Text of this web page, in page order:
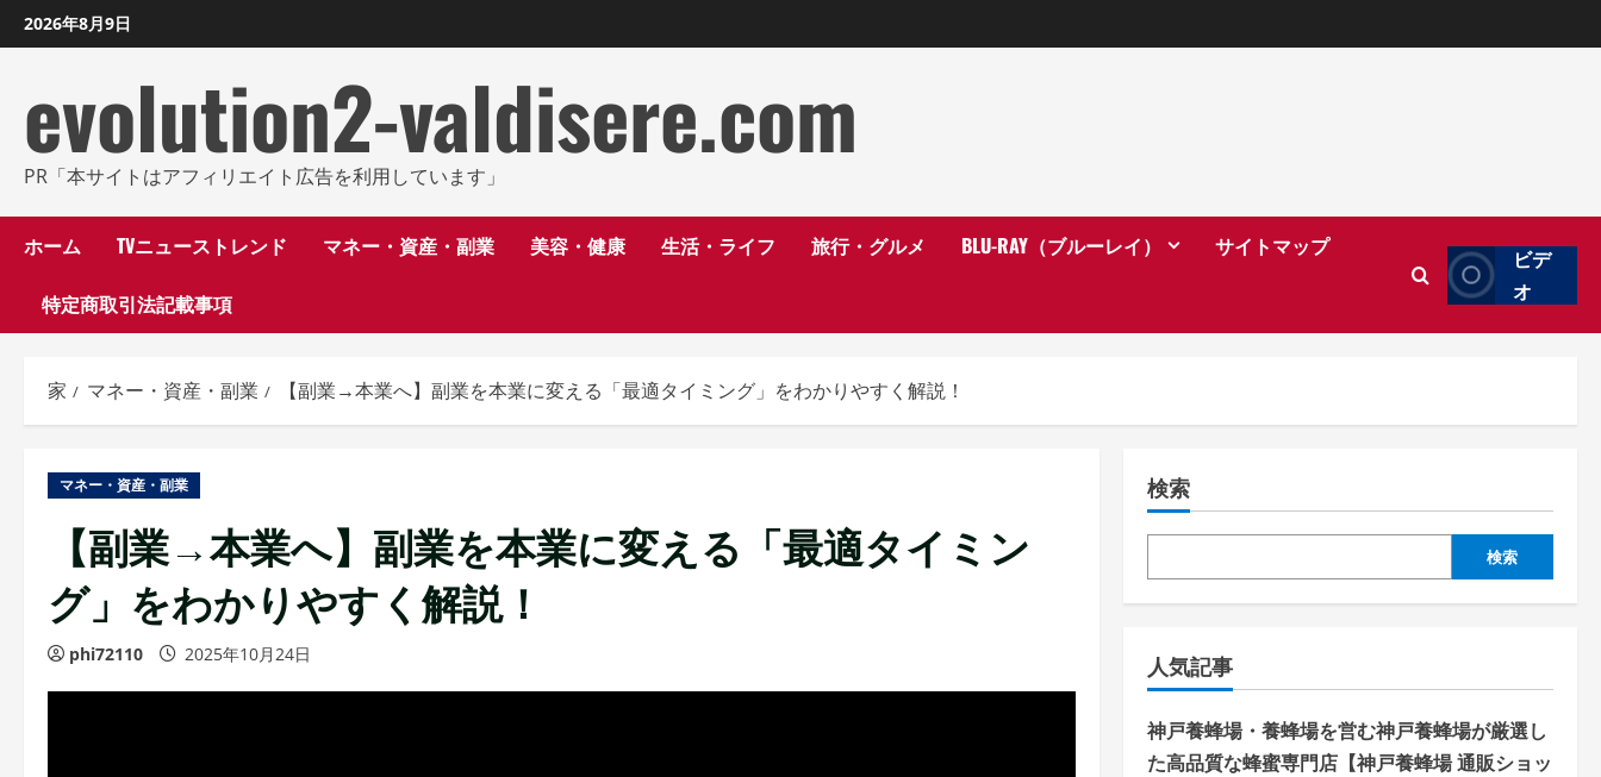
ン
し
2026年8月9日
evolution2-valdisere.com
PR「本サイトはアフィリエイト広告を利用しています」
ホーム TVニューストレンド マネー・資産・副業 美容・健康 生活・ライフ 旅行・グルメ BLU-RAY（ブルーレイ） サイトマップ
特定商取引法記載事項
ビデ
オ
家 マネー・資産・副業 【副業→本業へ】副業を本業に変える「最適タイミング」をわかりやすく解説！
マネー・資産・副業
【副業→本業へ】副業を本業に変える「最適タイミン
グ」をわかりやすく解説！
phi72110 2025年10月24日
検索
検索
人気記事
神戸養蜂場・養蜂場を営む神戸養蜂場が厳選し
た高品質な蜂蜜専門店【神戸養蜂場 通販ショッ